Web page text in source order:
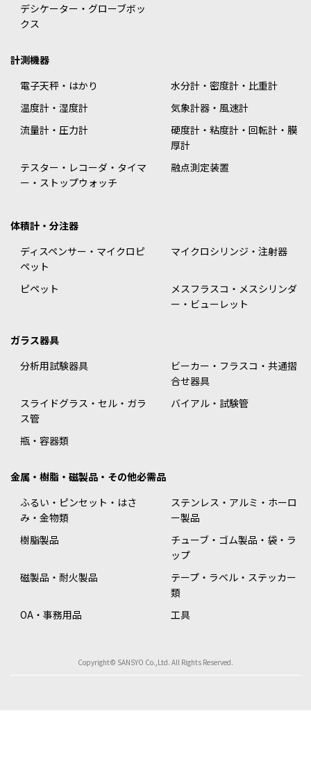
デシケーター・グローブボッ
クス
計測機器
電子天秤・はかり
水分計・密度計・比重計
温度計・湿度計
気象計器・風速計
流量計・圧力計
硬度計・粘度計・回転計・膜
厚計
テスター・レコーダ・タイマ
ー・ストップウォッチ
融点測定装置
体積計・分注器
ディスペンサー・マイクロピ
ペット
マイクロシリンジ・注射器
ピペット
メスフラスコ・メスシリンダ
ー・ビューレット
ガラス器具
分析用試験器具
ビーカー・フラスコ・共通摺
合せ器具
スライドグラス・セル・ガラ
ス管
バイアル・試験管
瓶・容器類
金属・樹脂・磁製品・その他必需品
ふるい・ピンセット・はさ
み・金物類
ステンレス・アルミ・ホーロ
ー製品
樹脂製品
チューブ・ゴム製品・袋・ラ
ップ
磁製品・耐火製品
テープ・ラベル・ステッカー
類
OA・事務用品
工具
Copyright© SANSYO Co.,Ltd. All Rights Reserved.